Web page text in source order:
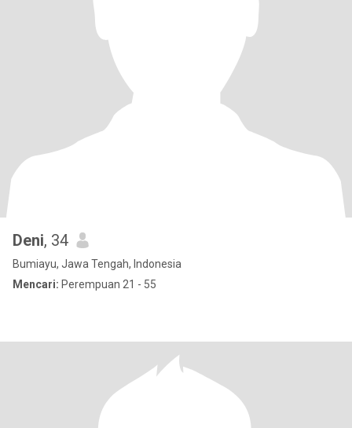
Deni, 34
Bumiayu, Jawa Tengah, Indonesia
Mencari: Perempuan 21 - 55